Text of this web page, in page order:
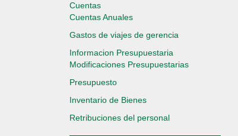
Cuentas
Cuentas Anuales
Gastos de viajes de gerencia
Informacion Presupuestaria
Modificaciones Presupuestarias
Presupuesto
Inventario de Bienes
Retribuciones del personal